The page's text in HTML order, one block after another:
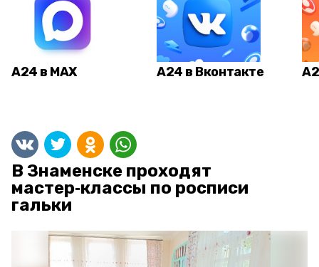
А24 в MAX А24 в Вконтакте
В Знаменске проходят
мастер‑классы по росписи
гальки